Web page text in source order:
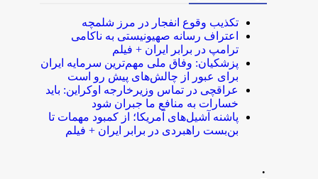
تکذیب وقوع انفجار در مرز شلمچه
اعتراف رسانه صهیونیستی به ناکامی
ترامپ در برابر ایران + فیلم
پزشکیان: وفاق ملی مهم‌ترین سرمایه ایران
برای عبور از چالش‌های پیش رو است
عراقچی در تماس وزیرخارجه اوکراین: باید
خسارات به منافع ما جبران شود
پاشنه آشیل‌های آمریکا؛ از کمبود مهمات تا
بن‌بست راهبردی در برابر ایران + فیلم
.